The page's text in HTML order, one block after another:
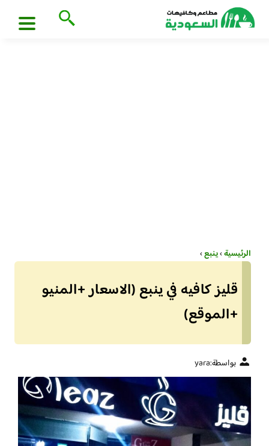
الرئيسية›ينبع›
قليز كافيه في ينبع (الاسعار +المنيو
+الموقع)
بواسطة:yara